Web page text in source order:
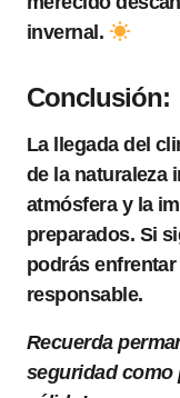
invernal.
Conclusión:
La llegada del
de la naturaleza
atmósfera y la
preparados. Si
podrás
responsable.
Recuerda
seguridad como